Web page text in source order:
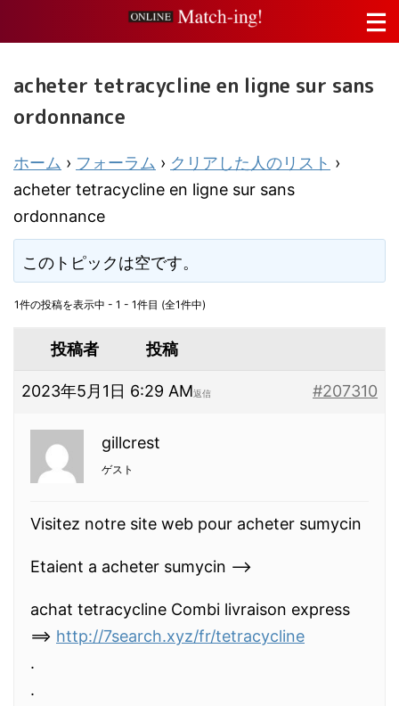
acheter tetracycline en ligne sur sans
ordonnance
ホーム › フォーラム › クリアした人のリスト ›
acheter tetracycline en ligne sur sans
ordonnance
このトピックは空です。
1件の投稿を表示中 - 1 - 1件目 (全1件中)
投稿者 投稿
2023年5月1日 6:29 AM #207310
返信
gillcrest
ゲスト
Visitez notre site web pour acheter sumycin
Etaient a acheter sumycin -–>
achat tetracycline Combi livraison express
==> http://7search.xyz/fr/tetracycline
.
.